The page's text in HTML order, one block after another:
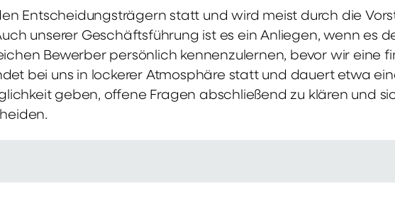
Entscheidungsträgern statt und wird meist durch die
unserer Geschäftsführung ist es ein Anliegen, wenn es
Bewerber persönlich kennenzulernen, bevor wir eine
bei uns in lockerer Atmosphäre statt und dauert etwa
geben, offene Fragen abschließend zu klären und